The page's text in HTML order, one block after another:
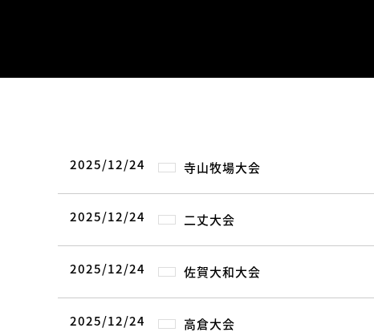
2025/12/24 寺山牧場大会
2025/12/24 二丈大会
2025/12/24 佐賀大和大会
2025/12/24 高倉大会